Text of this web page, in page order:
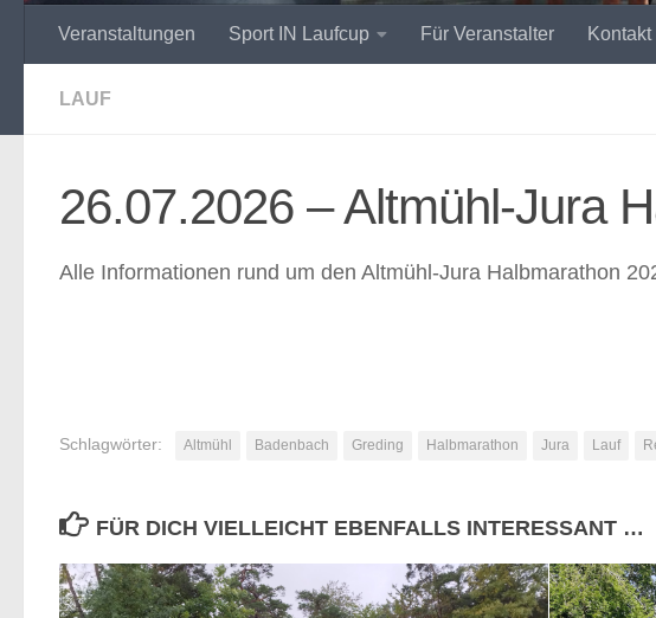
Veranstaltungen Sport IN Laufcup Für Veranstalter Kontakt
LAUF
26.07.2026 – Altmühl-Jura
Alle Informationen rund um den Altmühl-Jura Halbmarathon
Schlagwörter: Altmühl Badenbach Greding Halbmarathon Jura Lauf
FÜR DICH VIELLEICHT EBENFALLS INTERESSANT …